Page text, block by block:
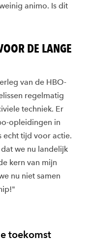
animo. Is dit
DE LANGE
van de HBO-
regelmatig
techniek. Er
opleidingen in
echt tijd voor actie.
we nu landelijk
kern van mijn
nu niet samen
toekomst